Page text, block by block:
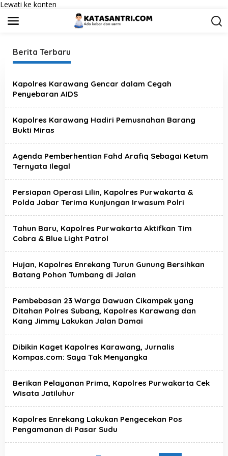
Lewati ke konten
Berita Terbaru
a
t
a
S
a
n
t
r
Kapolres Karawang Gencar dalam Cegah
Penyebaran AIDS
Kapolres Karawang Hadiri Pemusnahan Barang
Bukti Miras
Agenda Pemberhentian Fahd Arafiq Sebagai Ketum
Ternyata Ilegal
Persiapan Operasi Lilin, Kapolres Purwakarta &
Polda Jabar Terima Kunjungan Irwasum Polri
Tahun Baru, Kapolres Purwakarta Aktifkan Tim
Cobra & Blue Light Patrol
Hujan, Kapolres Enrekang Turun Gunung Bersihkan
Batang Pohon Tumbang di Jalan
Pembebasan 23 Warga Dawuan Cikampek yang
Ditahan Polres Subang, Kapolres Karawang dan
Kang Jimmy Lakukan Jalan Damai
Dibikin Kaget Kapolres Karawang, Jurnalis
Kompas.com: Saya Tak Menyangka
Berikan Pelayanan Prima, Kapolres Purwakarta Cek
Wisata Jatiluhur
Kapolres Enrekang Lakukan Pengecekan Pos
Pengamanan di Pasar Sudu